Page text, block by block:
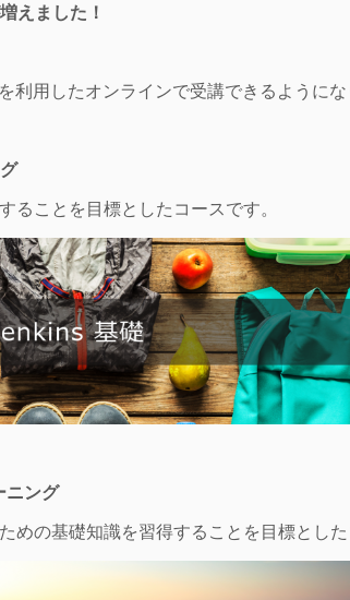
えました！
用したオンラインで受講できるようにな
ることを目標としたコースです。
ニング
の基礎知識を習得することを目標とした